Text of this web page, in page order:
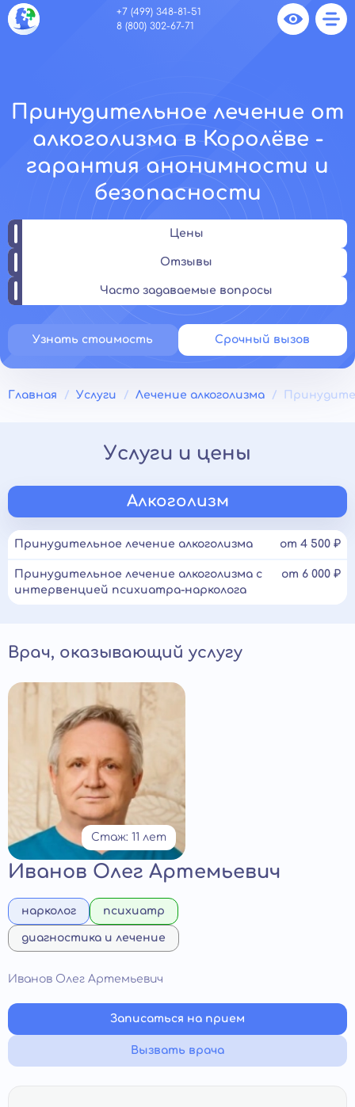
+7 (499) 348-81-51
8 (800) 302-67-71
Принудительное лечение от
алкоголизма в Королёве -
гарантия анонимности и
безопасности
Цены
Отзывы
Часто задаваемые вопросы
Узнать стоимость Срочный вызов
Главная Услуги Лечение алкоголизма
Услуги и цены
Алкоголизм
Принудительное лечение алкоголизма от 4 500 ₽
Принудительное лечение алкоголизма с
интервенцией психиатра-нарколога
от 6 000 ₽
Врач, оказывающий услугу
Стаж: 11 лет
Иванов Олег Артемьевич
нарколог психиатр
диагностика и лечение
Иванов Олег Артемьевич
Записаться на прием
Вызвать врача